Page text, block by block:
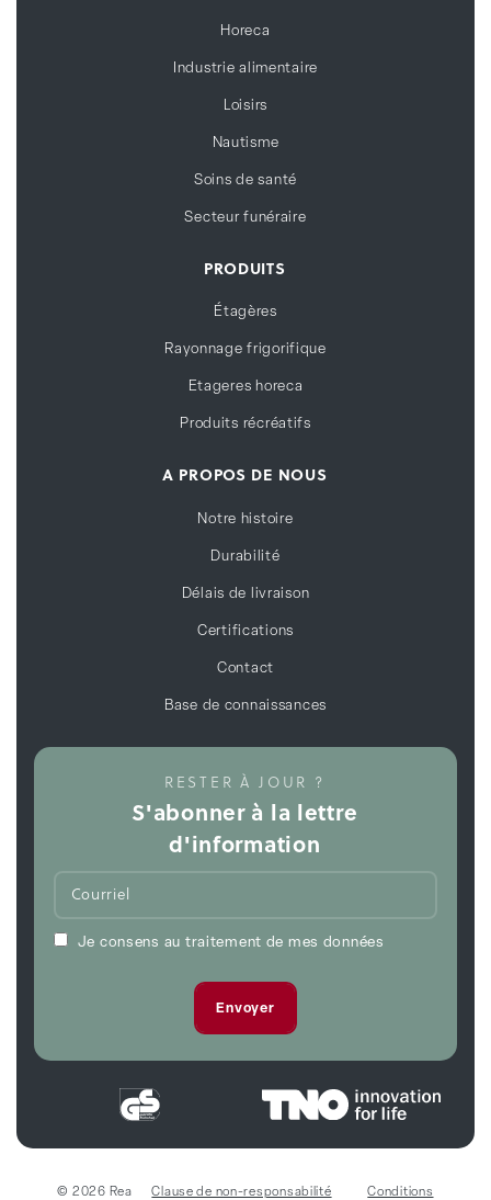
Horeca
Industrie alimentaire
Loisirs
Nautisme
Soins de santé
Secteur funéraire
PRODUITS
Étagères
Rayonnage frigorifique
Etageres horeca
Produits récréatifs
A PROPOS DE NOUS
Notre histoire
Durabilité
Délais de livraison
Certifications
Contact
Base de connaissances
RESTER À JOUR ?
S'abonner à la lettre
d'information
Je consens au traitement de mes données
© 2026 Rea Clause de non-responsabilité
Conditions